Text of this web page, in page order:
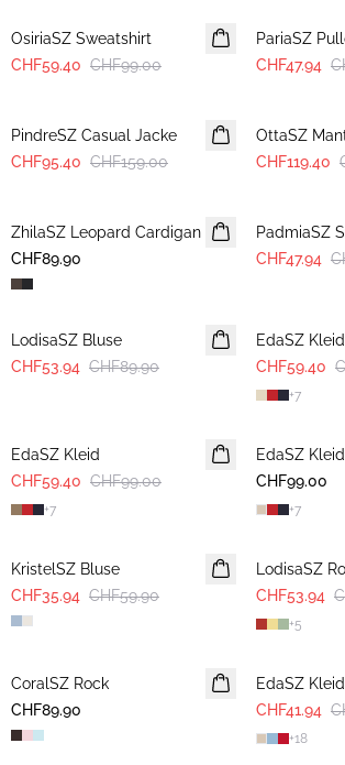
OsiriaSZ Sweatshirt
CHF59.40 CHF99.00
PariaSZ
CHF47.94
PindreSZ Casual Jacke
CHF95.40 CHF159.00
OttaSZ
CHF119.40
ZhilaSZ Leopard Cardigan
CHF89.90
PadmiaSZ
CHF47.94
-40%
LodisaSZ Bluse
CHF53.94 CHF89.90
EdaSZ Kleid
CHF59.40
+7
EdaSZ Kleid
CHF59.40 CHF99.00
+7
EdaSZ
CHF99.00
+7
KristelSZ Bluse
CHF35.94 CHF59.90
LodisaSZ
CHF53.94
+5
NEUHEIT
CoralSZ Rock
CHF89.90
EdaSZ Kleid
CHF41.94
+18